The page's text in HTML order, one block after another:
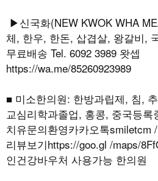
▶신국화(NEW KWOK WHA
체, 한우, 한돈, 삽겹살, 왕갈비,
무료배송 Tel. 6092 3989 왓셉
https://wa.me/85260923989
■ 미소한의원: 한방과립제, 침,
교심리학과졸업, 홍콩, 중국등
치유문의환영카카오톡smiletcm
리뷰보기https://goo.gl /maps/
인건강바우처 사용가능 한의원